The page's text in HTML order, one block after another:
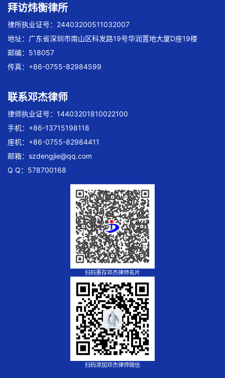
拜访炜衡律所
律所执业证号：24403200511032007
地址：广东省深圳市南山区科发路19号华润置地大厦D座19楼
邮编：518057
传真：+86-0755-82984599
联系邓杰律师
律师执业证号：14403201810022100
手机：+86-13715198118
座机：+86-0755-82984411
邮箱： szdengjie@qq.com
Q Q：578700168
扫码惠存邓杰律师名片
扫码添加邓杰律师微信